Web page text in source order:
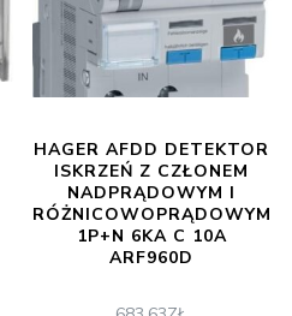
HAGER AFDD DETEKTOR
ISKRZEŃ Z CZŁONEM
NADPRĄDOWYM I
RÓŻNICOWOPRĄDOWYM
1P+N 6KA C 10A
ARF960D